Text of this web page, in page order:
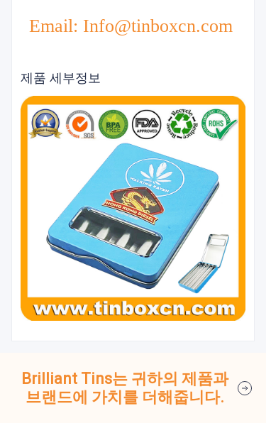
Email: Info@tinboxcn.com
제품 세부정보
Brilliant Tins는 귀하의 제품과
브랜드에 가치를 더해줍니다.